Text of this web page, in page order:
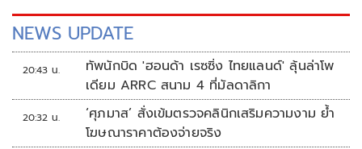
NEWS UPDATE
20:43 น.
ทัพนักบิด 'ฮอนด้า เรซซิ่ง ไทยแลนด์' ลุ้นล่าโพ
เดียม ARRC สนาม 4 ที่มัลดาลิกา
20:32 น.
‘ศุภมาส’ สั่งเข้มตรวจคลินิกเสริมความงาม ย้ำ
โฆษณาราคาต้องจ่ายจริง